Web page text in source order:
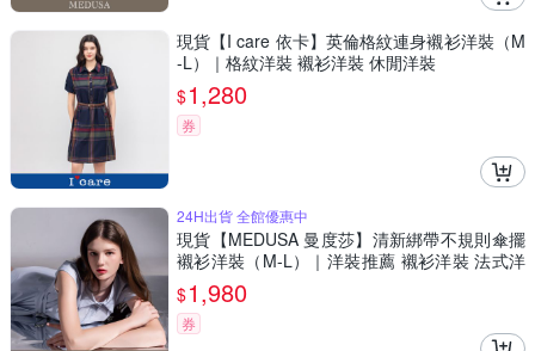
現貨【I care 依卡】英倫格紋連身襯衫洋裝（M
-L）｜格紋洋裝 襯衫洋裝 休閒洋裝
$1,280
券
24H出貨 全館優惠中
現貨【MEDUSA 曼度莎】清新綁帶不規則傘擺
襯衫洋裝（M-L）｜洋裝推薦 襯衫洋裝 法式洋
裝
$1,980
券